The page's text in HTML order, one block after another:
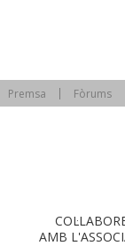
Premsa Fòrums
AMB